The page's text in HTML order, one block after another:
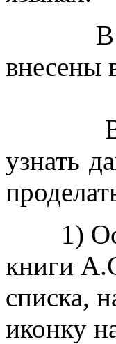
В
внесены
узнать
1)
книги
списка,
иконку